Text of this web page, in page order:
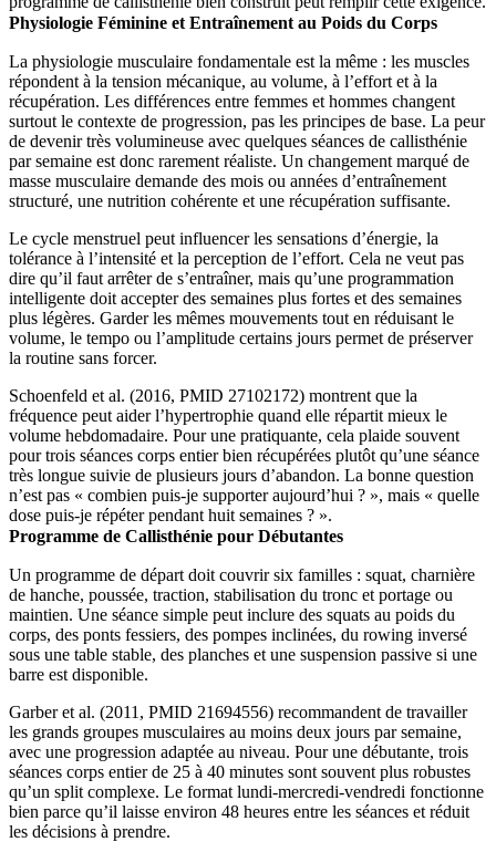
Physiologie Féminine et Entraînement au Poids du Corps
La physiologie musculaire fondamentale est la même : les muscles
répondent à la tension mécanique, au volume, à l’effort et à la
récupération. Les différences entre femmes et hommes changent
surtout le contexte de progression, pas les principes de base. La peur
de devenir très volumineuse avec quelques séances de callisthénie
par semaine est donc rarement réaliste. Un changement marqué de
masse musculaire demande des mois ou années d’entraînement
structuré, une nutrition cohérente et une récupération suffisante.
Le cycle menstruel peut influencer les sensations d’énergie, la
tolérance à l’intensité et la perception de l’effort. Cela ne veut pas
dire qu’il faut arrêter de s’entraîner, mais qu’une programmation
intelligente doit accepter des semaines plus fortes et des semaines
plus légères. Garder les mêmes mouvements tout en réduisant le
volume, le tempo ou l’amplitude certains jours permet de préserver
la routine sans forcer.
Schoenfeld et al. (2016, PMID 27102172) montrent que la
fréquence peut aider l’hypertrophie quand elle répartit mieux le
volume hebdomadaire. Pour une pratiquante, cela plaide souvent
pour trois séances corps entier bien récupérées plutôt qu’une séance
très longue suivie de plusieurs jours d’abandon. La bonne question
n’est pas « combien puis-je supporter aujourd’hui ? », mais « quelle
dose puis-je répéter pendant huit semaines ? ».
Programme de Callisthénie pour Débutantes
Un programme de départ doit couvrir six familles : squat, charnière
de hanche, poussée, traction, stabilisation du tronc et portage ou
maintien. Une séance simple peut inclure des squats au poids du
corps, des ponts fessiers, des pompes inclinées, du rowing inversé
sous une table stable, des planches et une suspension passive si une
barre est disponible.
Garber et al. (2011, PMID 21694556) recommandent de travailler
les grands groupes musculaires au moins deux jours par semaine,
avec une progression adaptée au niveau. Pour une débutante, trois
séances corps entier de 25 à 40 minutes sont souvent plus robustes
qu’un split complexe. Le format lundi-mercredi-vendredi fonctionne
bien parce qu’il laisse environ 48 heures entre les séances et réduit
les décisions à prendre.